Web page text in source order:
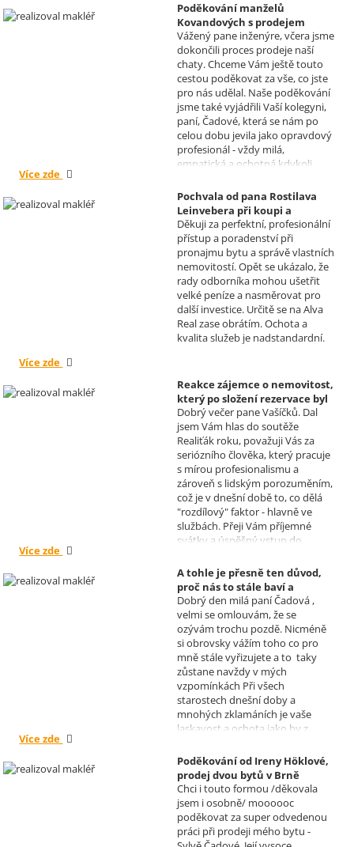
Poděkování manželů
Kovandových s prodejem
chaty v Osové Bítýšce
Realizoval makléř: David
Vašíček
Vážený pane inženýre, včera jsme
dokončili proces prodeje naší
chaty. Chceme Vám ještě touto
cestou poděkovat za vše, co jste
pro nás udělal. Naše poděkování
jsme také vyjádřili Vaší kolegyni,
paní, Čadové, která se nám po
celou dobu jevila jako opravdový
profesionál - vždy milá,
empatická a ochotná kdykoli
problému. Vaše společnost i Vy v
nás získáváte opravdu spokojené
klienty, kteří budou vaše služby
vždy doporučovat každému, kdo
je potřebuje. Věřím, že se na Vás
budeme moci obrátit i v případě
prodeje, který plánujeme v
budoucnu uskutečnit. Se
srdečným pozdravem a přáním
mnoho zdraví i úspěchů Vám
přejí manželé Kovandovi
Více zde
Pochvala od pana Rostilava
Leinvebera při koupi a
následném pronájmu
investiční nemovitosti
Realizoval makléř: David
Vašíček
Děkuji za perfektní, profesionální
přístup a poradenství při
pronajmu bytu a správě vlastních
nemovitostí. Opět se ukázalo, že
rady odborníka mohou ušetřit
velké peníze a nasměrovat pro
další investice. Určitě se na Alva
Real zase obrátím. Ochota a
kvalita služeb je nadstandardní.
Více zde
Reakce zájemce o nemovitost,
který po složení rezervace byl
nucen od koupi odstoupit.
Realizoval makléř: David
Vašíček
Dobrý večer pane Vašíčků. Dal
jsem Vám hlas do soutěže
Realiťák roku, považuji Vás za
seriózního člověka, který pracuje
s mírou profesionalismu a
zároveň s lidským porozuměním,
což je v dnešní době to, co dělá
"rozdílový" faktor - hlavně ve
službách. Přeji Vám příjemné
svátky a úspěšný vstup do
Více zde
A tohle je přesně ten důvod,
proč nás to stále baví a
naplňuje, poděkování od pana
Míška.
Realizoval makléř: Sylva
Čadová
Dobrý den milá paní Čadová ,
velmi se omlouvám, že se
ozývám trochu pozdě. Nicméně
si obrovsky vážím toho co pro
mně stále vyřizujete a to taky
zůstane navždy v mých
vzpomínkách Při všech
starostech dnešní doby a
mnohých zklamáních je vaše
laskavost a ochota jako by z
informace a děkuji za vaše úsilí.
Zatím se mějte moc a moc hezky.
S pozdravem Pavel Míšek
Více zde
Poděkování od Ireny Höklové,
prodej dvou bytů v Brně
Realizoval makléř: Sylva
Čadová
Chci i touto formou /děkovala
jsem i osobně/ moooooc
poděkovat za super odvedenou
práci při prodeji mého bytu -